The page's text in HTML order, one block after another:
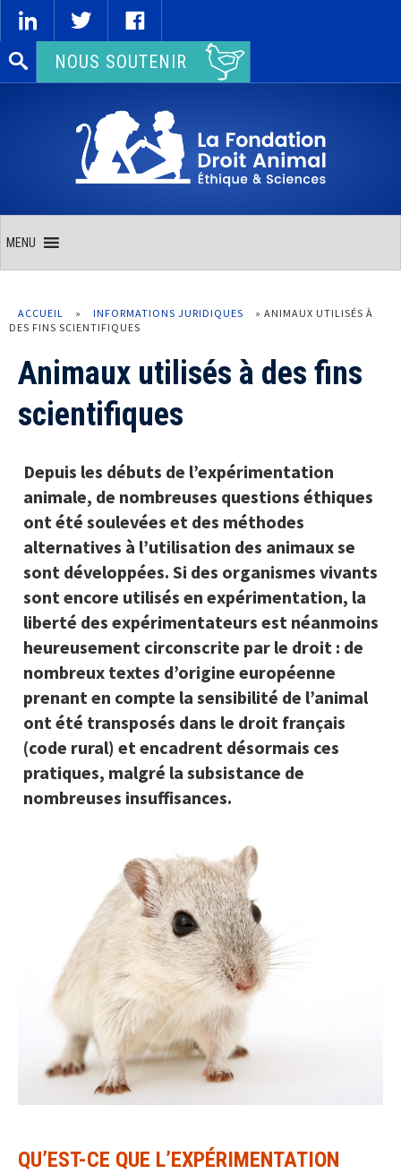
Rechercher :NOUS SOUTENIR
MENU
ACCUEIL » INFORMATIONS JURIDIQUES » ANIMAUX UTILISÉS À
DES FINS SCIENTIFIQUES
Animaux utilisés à des fins
scientifiques
Depuis les débuts de l’expérimentation
animale, de nombreuses questions éthiques
ont été soulevées et des méthodes
alternatives à l’utilisation des animaux se
sont développées. Si des organismes vivants
sont encore utilisés en expérimentation, la
liberté des expérimentateurs est néanmoins
heureusement circonscrite par le droit : de
nombreux textes d’origine européenne
prenant en compte la sensibilité de l’animal
ont été transposés dans le droit français
(code rural) et encadrent désormais ces
pratiques, malgré la subsistance de
nombreuses insuffisances.
QU’EST-CE QUE L’EXPÉRIMENTATION